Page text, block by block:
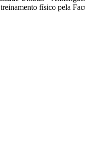
físico pela